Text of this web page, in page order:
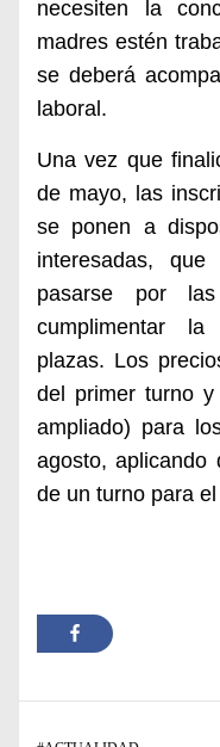
necesiten la
madres estén
se deberá
laboral.
Una vez que
de mayo, las
se ponen a
interesadas,
pasarse por
cumplimentar
plazas. Los
del primer turno
ampliado) para
agosto, aplicando
de un turno para